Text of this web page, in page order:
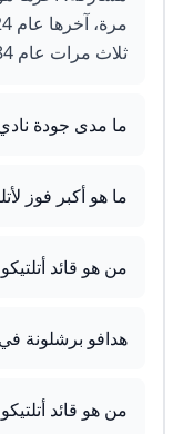
ثلاث مرات عام 1984 و2015 وعام 2021.
ما مدى جودة نادي
ما هو أكبر فوز
من هو قائد أتلتيكو
هدافو برشلونة
من هو قائد أتلتيكو